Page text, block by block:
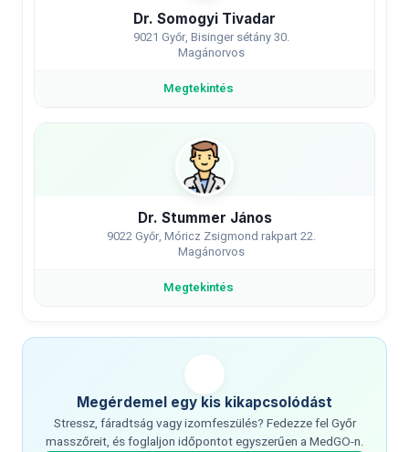
Dr. Somogyi Tivadar
9021 Győr, Bisinger sétány 30.
Magánorvos
Megtekintés
Dr. Stummer János
9022 Győr, Móricz Zsigmond rakpart 22.
Magánorvos
Megtekintés
Megérdemel egy kis kikapcsolódást
Stressz, fáradtság vagy izomfeszülés? Fedezze fel Győr
masszőreit, és foglaljon időpontot egyszerűen a MedGO-n.